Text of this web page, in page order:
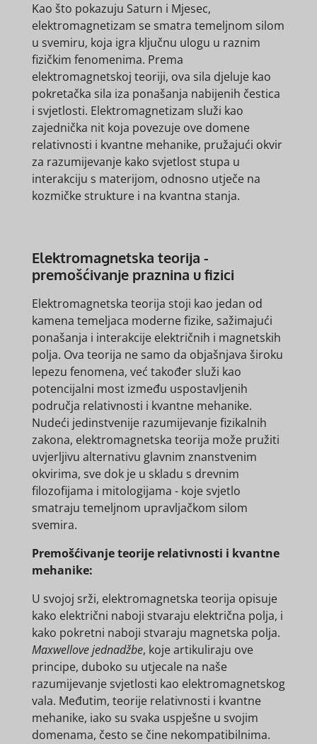
Kao što pokazuju Saturn i Mjesec,
elektromagnetizam se smatra temeljnom silom
u svemiru, koja igra ključnu ulogu u raznim
fizičkim fenomenima. Prema
elektromagnetskoj teoriji, ova sila djeluje kao
pokretačka sila iza ponašanja nabijenih čestica
i svjetlosti. Elektromagnetizam služi kao
zajednička nit koja povezuje ove domene
relativnosti i kvantne mehanike, pružajući okvir
za razumijevanje kako svjetlost stupa u
interakciju s materijom, odnosno utječe na
kozmičke strukture i na kvantna stanja.
Elektromagnetska teorija -
premošćivanje praznina u fizici
Elektromagnetska teorija stoji kao jedan od
kamena temeljaca moderne fizike, sažimajući
ponašanja i interakcije električnih i magnetskih
polja. Ova teorija ne samo da objašnjava široku
lepezu fenomena, već također služi kao
potencijalni most između uspostavljenih
područja relativnosti i kvantne mehanike.
Nudeći jedinstvenije razumijevanje fizikalnih
zakona, elektromagnetska teorija može pružiti
uvjerljivu alternativu glavnim znanstvenim
okvirima, sve dok je u skladu s drevnim
filozofijama i mitologijama - koje svjetlo
smatraju temeljnom upravljačkom silom
svemira.
Premošćivanje teorije relativnosti i kvantne
mehanike:
U svojoj srži, elektromagnetska teorija opisuje
kako električni naboji stvaraju električna polja, i
kako pokretni naboji stvaraju magnetska polja.
Maxwellove jednadžbe, koje artikuliraju ove
principe, duboko su utjecale na naše
razumijevanje svjetlosti kao elektromagnetskog
vala. Međutim, teorije relativnosti i kvantne
mehanike, iako su svaka uspješne u svojim
domenama, često se čine nekompatibilnima.